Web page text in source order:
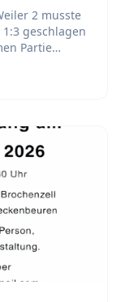
2 musste
geschlagen
Partie